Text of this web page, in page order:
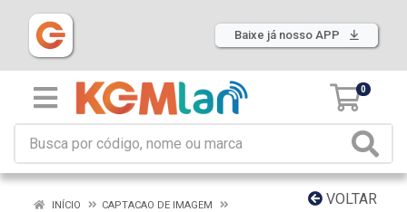
Baixe já nosso APP
0
VOLTAR
INÍCIO
CAPTACAO DE IMAGEM